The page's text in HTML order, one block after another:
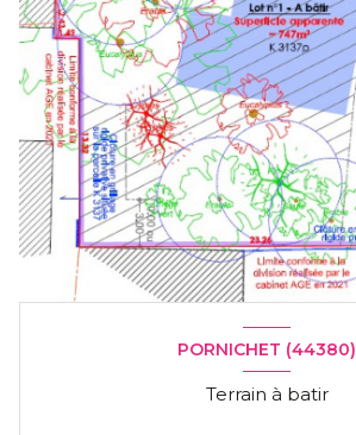
PORNICHET (44380)
Terrain à batir